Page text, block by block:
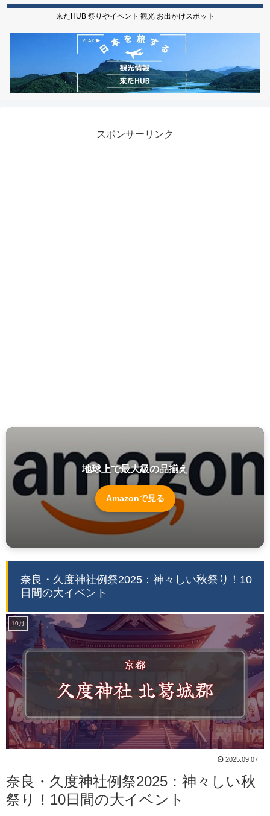
来たHUB 祭りやイベント 観光 お出かけスポット
スポンサーリンク
地球上で最大級の品揃え
Amazonで見る
奈良・久度神社例祭2025：神々しい秋祭り！10
日間の大イベント
10月
2025.09.07
奈良・久度神社例祭2025：神々しい秋
祭り！10日間の大イベント